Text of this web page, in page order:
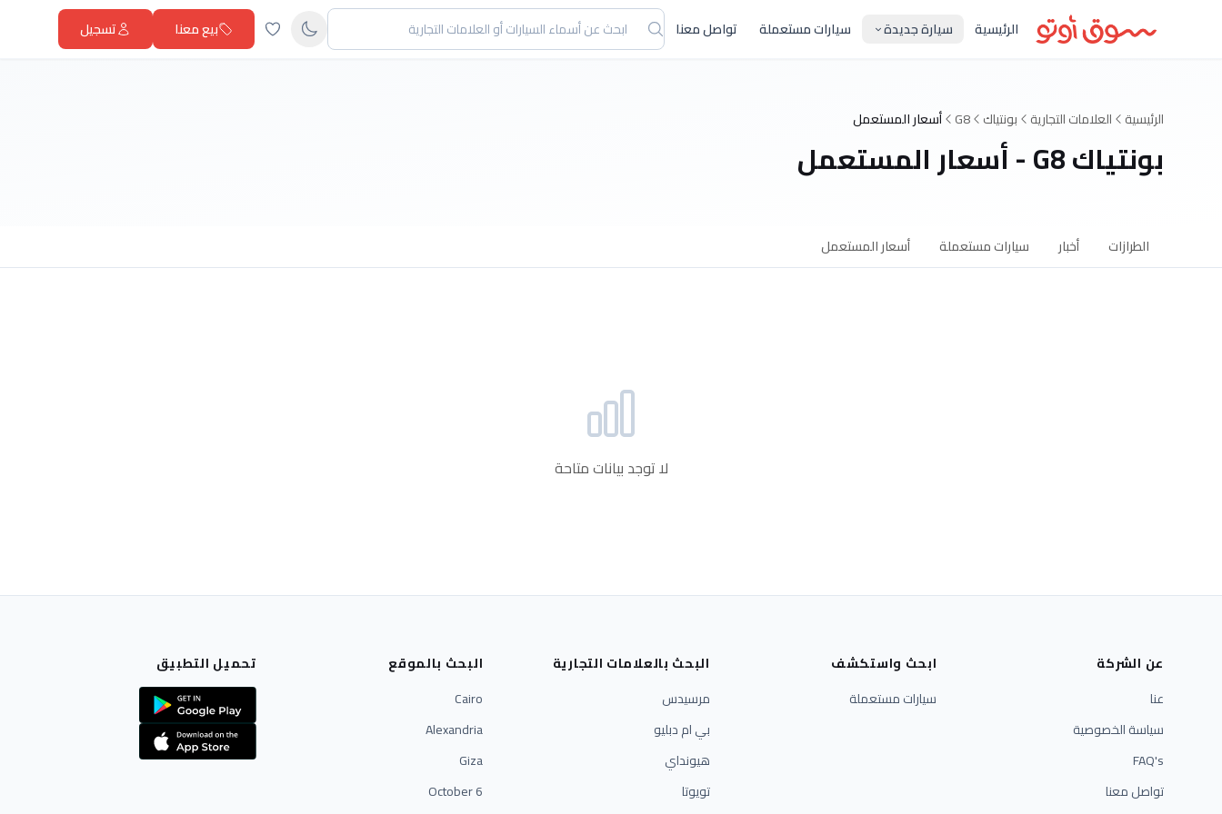
الرئيسية سيارة جديدة سيارات مستعملة تواصل معنا بيع معنا تسجيل
الرئيسية العلامات التجارية بونتياك G8 أسعار المستعمل
بونتياك G8 - أسعار المستعمل
الطرازات أخبار سيارات مستعملة أسعار المستعمل
لا توجد بيانات متاحة
عن الشركة
عنا
سياسة الخصوصية
FAQ's
تواصل معنا
ابحث واستكشف
سيارات مستعملة
البحث بالعلامات التجارية
مرسيدس
بي ام دبليو
هيونداي
تويوتا
البحث بالموقع
Cairo
Alexandria
Giza
6 October
تحميل التطبيق